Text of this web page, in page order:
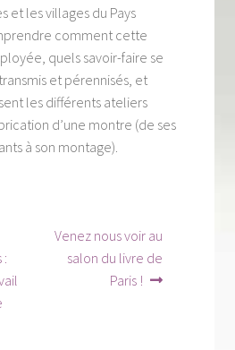
et les villages du Pays
comment cette
quels savoir-faire se
et pérennisés, et
les différents ateliers
d’une montre (de ses
à son montage).
Article
suivant :
Venez nous voir au
salon du livre de
Paris !